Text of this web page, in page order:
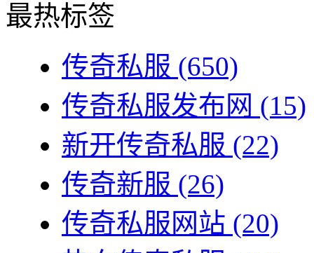
最热标签
传奇私服 (650)
传奇私服发布网 (15)
新开传奇私服 (22)
传奇新服 (26)
传奇私服网站 (20)